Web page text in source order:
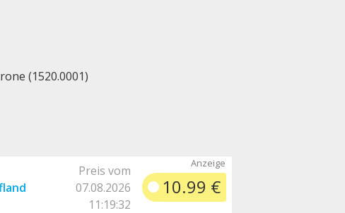
(1520.0001)
Preis vom
07.08.2026
11:19:32
10.99 €